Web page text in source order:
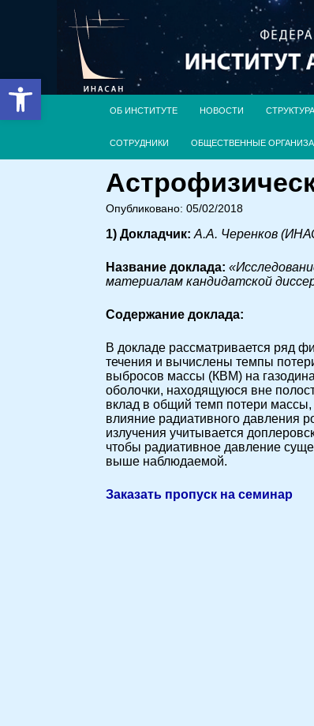
Открыть панель инструментов
ОБ ИНСТИТУТЕ НОВОСТИ СТРУКТУРА
СОТРУДНИКИ ОБЩЕСТВЕННЫЕ
Опубликовано: 05/02/2018
1) Докладчик: А.А. Черенков
Название доклада:
материалам кандидатской
Cодержание доклада:
В докладе рассматривается ряд
течения и вычислены темпы
выбросов массы (КВМ) на
оболочки, находящуюся вне
вклад в общий темп потери
влияние радиативного давления
излучения учитывается
чтобы радиативное давление
выше наблюдаемой.
Заказать пропуск на семинар